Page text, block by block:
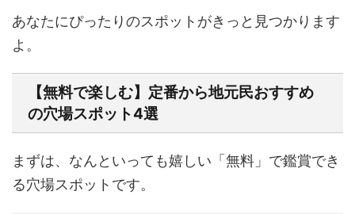
あなたにぴったりのスポットがきっと見つかります
よ。
【無料で楽しむ】定番から地元民おすすめ
の穴場スポット4選
まずは、なんといっても嬉しい「無料」で鑑賞でき
る穴場スポットです。